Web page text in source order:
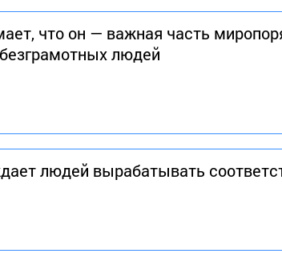
что он — важная часть
людей
людей вырабатывать